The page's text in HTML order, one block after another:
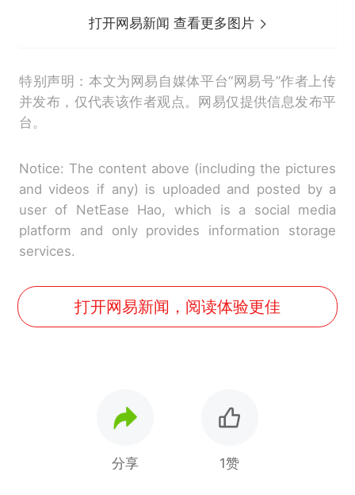
打开网易新闻 查看更多图片
特别声明：本文为网易自媒体平台“网易号”作者上传
并发布，仅代表该作者观点。网易仅提供信息发布平
台。
Notice: The content above (including the pictures
and videos if any) is uploaded and posted by a
user of NetEase Hao, which is a social media
platform and only provides information storage
services.
打开网易新闻，阅读体验更佳
分享 1赞